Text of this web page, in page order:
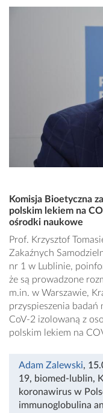
Komisja Bioetyczna
polskim lekiem na
ośrodki naukowe
Prof. Krzysztof
Zakaźnych
nr 1 w Lublinie,
że są prowadzone
m.in. w Warszawie,
przyspieszenia badań
CoV-2 izolowaną z
polskim lekiem na
Adam Zalewski,
19, biomed-lublin,
koronawirus w
immunoglobulina